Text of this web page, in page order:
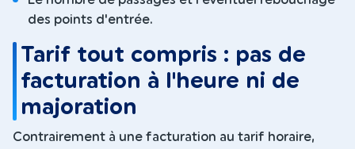
des points d'entrée.
Tarif tout compris : pas de
facturation à l'heure ni de
majoration
Contrairement à une facturation au tarif horaire,